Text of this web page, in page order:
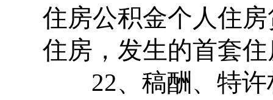
住房公积金个人住
住房，发生的首套
22、稿酬、特许